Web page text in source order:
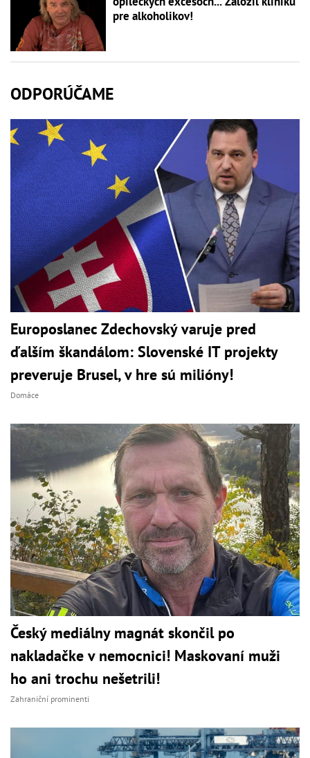
pre alkoholikov!
ODPORÚČAME
Europoslanec Zdechovský varuje pred
ďalším škandálom: Slovenské IT projekty
preveruje Brusel, v hre sú milióny!
Domáce
Český mediálny magnát skončil po
nakladačke v nemocnici! Maskovaní muži
ho ani trochu nešetrili!
Zahraniční prominenti